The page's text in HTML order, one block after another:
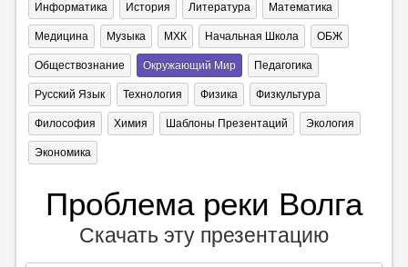
Информатика История Литература Математика
Медицина Музыка МХК Начальная Школа ОБЖ
Обществознание Окружающий Мир Педагогика
Русский Язык Технология Физика Физкультура
Философия Химия Шаблоны Презентаций Экология
Экономика
Проблема реки Волга
Скачать эту презентацию